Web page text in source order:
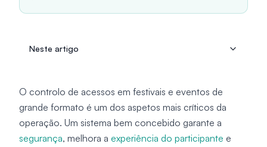
Neste artigo
O controlo de acessos em festivais e eventos de
grande formato é um dos aspetos mais críticos da
operação. Um sistema bem concebido garante a
segurança, melhora a experiência do participante e